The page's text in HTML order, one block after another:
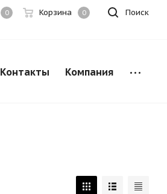
Поиск
0 Корзина 0
Контакты Компания